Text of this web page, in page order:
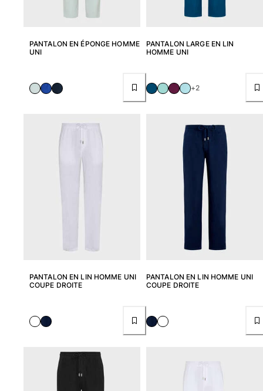
Casquettes et bobs
Bobs
Tous les articles
Serviettes de plage et paréos
Sacs de Voyage
Tous les articles
Lunettes de soleil
Tous les articles
PANTALON EN ÉPONGE HOMME
UNI
PANTALON LARGE EN LIN
HOMME UNI
+2
PANTALON EN LIN HOMME UNI
COUPE DROITE
PANTALON EN LIN HOMME UNI
COUPE DROITE